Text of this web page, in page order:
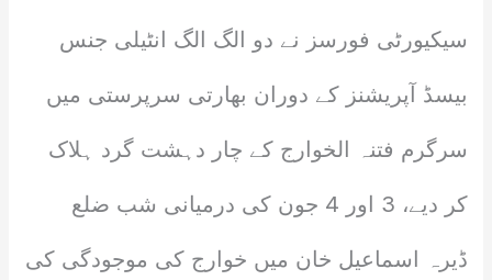
سیکیورٹی فورسز نے دو الگ الگ انٹیلی جنس
بیسڈ آپریشنز کے دوران بھارتی سرپرستی میں
سرگرم فتنہ الخوارج کے چار دہشت گرد ہلاک
کر دیے، 3 اور 4 جون کی درمیانی شب ضلع
ڈیرہ اسماعیل خان میں خوارج کی موجودگی کی